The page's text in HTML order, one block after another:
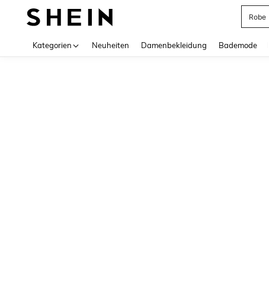
Robe
Kategorien Neuheiten Damenbekleidung Bademode